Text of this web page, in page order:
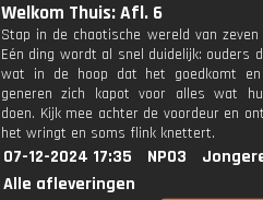
Welkom Thuis: Afl. 6
Stap in de chaotische wereld van zeven
Eén ding wordt al snel duidelijk: ouders
wat in de hoop dat het goedkomt en
generen zich kapot voor alles wat
doen. Kijk mee achter de voordeur en
het wringt en soms flink knettert.
07-12-2024 17:35 NPO3
Alle afleveringen